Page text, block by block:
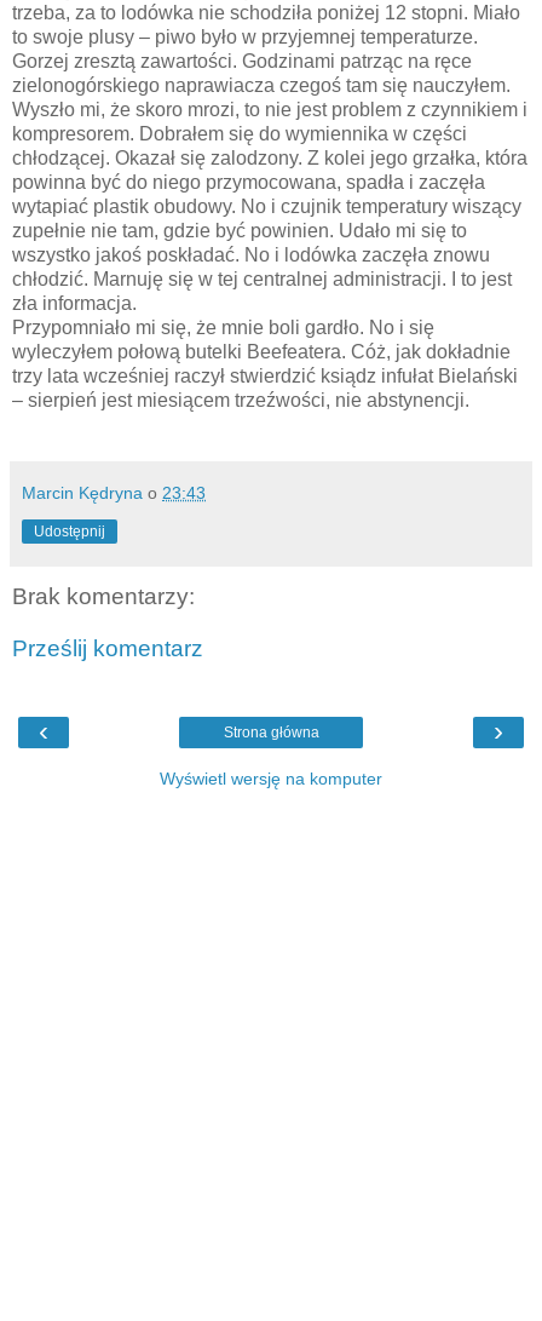
trzeba, za to lodówka nie schodziła poniżej 12 stopni. Miało
to swoje plusy – piwo było w przyjemnej temperaturze.
Gorzej zresztą zawartości. Godzinami patrząc na ręce
zielonogórskiego naprawiacza czegoś tam się nauczyłem.
Wyszło mi, że skoro mrozi, to nie jest problem z czynnikiem i
kompresorem. Dobrałem się do wymiennika w części
chłodzącej. Okazał się zalodzony. Z kolei jego grzałka, która
powinna być do niego przymocowana, spadła i zaczęła
wytapiać plastik obudowy. No i czujnik temperatury wiszący
zupełnie nie tam, gdzie być powinien. Udało mi się to
wszystko jakoś poskładać. No i lodówka zaczęła znowu
chłodzić. Marnuję się w tej centralnej administracji. I to jest
zła informacja.
Przypomniało mi się, że mnie boli gardło. No i się
wyleczyłem połową butelki Beefeatera. Cóż, jak dokładnie
trzy lata wcześniej raczył stwierdzić ksiądz infułat Bielański
– sierpień jest miesiącem trzeźwości, nie abstynencji.
Marcin Kędryna o 23:43
Udostępnij
Brak komentarzy:
Prześlij komentarz
‹ ›
Strona główna
Wyświetl wersję na komputer